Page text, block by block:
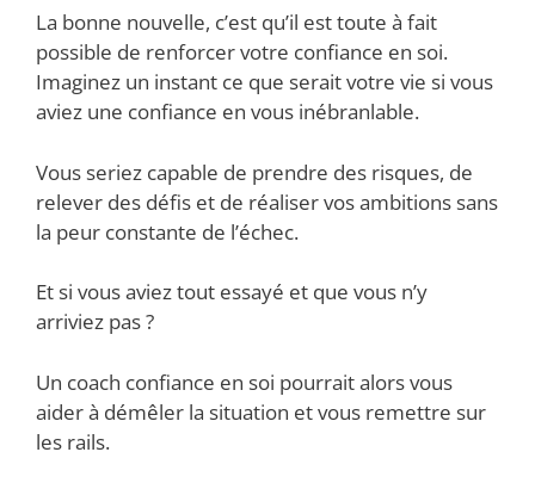
La bonne nouvelle, c’est qu’il est toute à fait
possible de renforcer votre confiance en soi.
Imaginez un instant ce que serait votre vie si vous
aviez une confiance en vous inébranlable.
Vous seriez capable de prendre des risques, de
relever des défis et de réaliser vos ambitions sans
la peur constante de l’échec.
Et si vous aviez tout essayé et que vous n’y
arriviez pas ?
Un coach confiance en soi pourrait alors vous
aider à démêler la situation et vous remettre sur
les rails.